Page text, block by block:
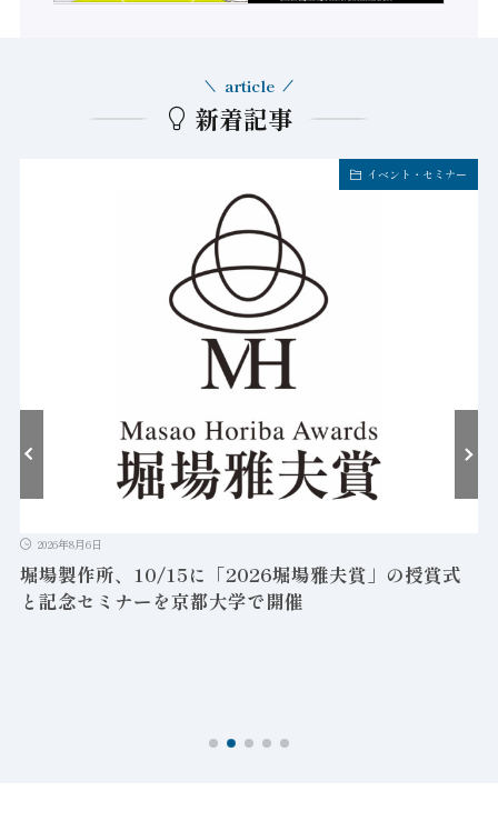
新着記事
article
イベント・セミナー
2026年8月6日
堀場製作所、10/15に「2026堀場雅夫賞」の授賞式
と記念セミナーを京都大学で開催